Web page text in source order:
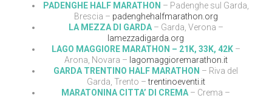
PADENGHE HALF MARATHON – Padenghe sul Garda,
Brescia – padenghehalfmarathon.org
LA MEZZA DI GARDA– Garda, Verona –
lamezzadigarda.org
LAGO MAGGIORE MARATHON – 21K, 33K, 42K–
Arona, Novara – lagomaggioremarathon.it
GARDA TRENTINO HALF MARATHON – Riva del
Garda, Trento –trentinoeventi.it
MARATONINA CITTA’ DI CREMA – Crema –